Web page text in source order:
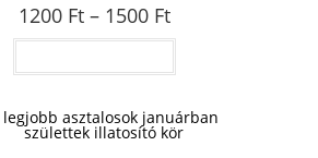
1200 Ft – 1500 Ft